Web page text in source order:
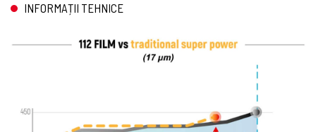
INFORMAȚII TEHNICE